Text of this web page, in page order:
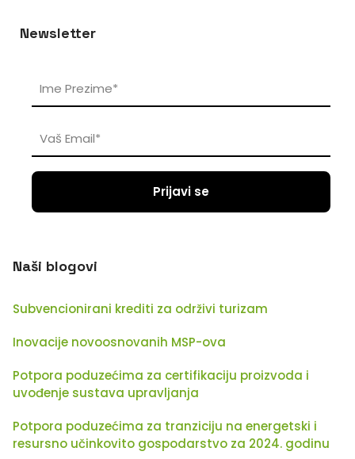
Newsletter
Naši blogovi
Subvencionirani krediti za održivi turizam
Inovacije novoosnovanih MSP-ova
Potpora poduzećima za certifikaciju proizvoda i
uvođenje sustava upravljanja
Potpora poduzećima za tranziciju na energetski i
resursno učinkovito gospodarstvo za 2024. godinu